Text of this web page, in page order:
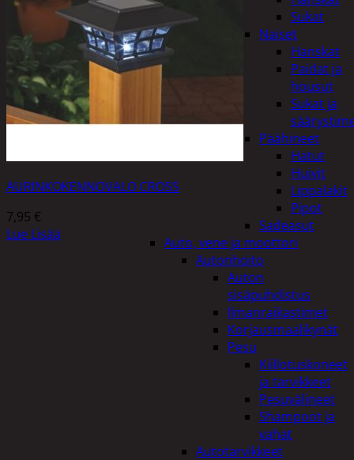
Sukat
Naiset
Hanskat
Paidat ja
housut
Sukat ja
Päähineet
Hatut
Huivit
Lippalakit
Pipot
Sadeasut
Auto, vene ja moottori
Autonhoito
Auton
sisäpuhdistus
Ilmanraikastimet
Korjausmaalikynät
Pesu
Kiillotuskoneet
ja tarvikkeet
Pesuvälineet
Shampoot ja
vahat
Autotarvikkeet
AURINKOKENNOVALO CROSS
7,95 €
Lue Lisää